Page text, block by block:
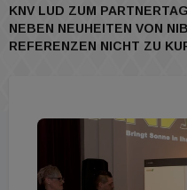
KNV LUD ZUM
NEBEN NEUHEITEN VON
REFERENZEN NICHT ZU